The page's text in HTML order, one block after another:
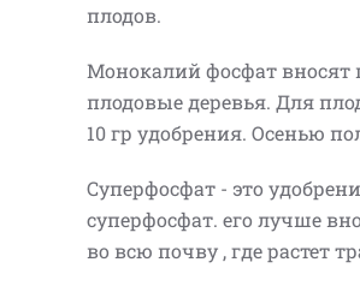
плодов.
Монокалий фосфат вносят
плодовые деревья. Для
10 гр удобрения. Осенью
Суперфосфат - это
суперфосфат. его лучше
во всю почву , где растет